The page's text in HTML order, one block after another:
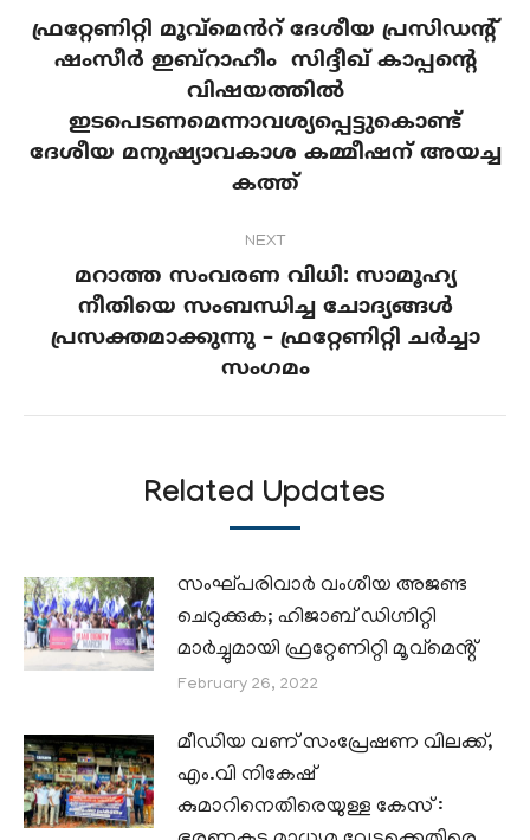
navigation
Previous
post:
ഫ്രറ്റേണിറ്റി മൂവ്മെൻറ് ദേശീയ പ്രസിഡൻ്റ്
ഷംസീർ ഇബ്റാഹീം സിദ്ദീഖ് കാപ്പൻ്റെ
വിഷയത്തിൽ
ഇടപെടണമെന്നാവശ്യപ്പെട്ടുകൊണ്ട്
ദേശീയ മനുഷ്യാവകാശ കമ്മീഷന് അയച്ച
കത്ത്
NEXT
Next
post:
മറാത്ത സംവരണ വിധി: സാമൂഹ്യ
നീതിയെ സംബന്ധിച്ച ചോദ്യങ്ങൾ
പ്രസക്തമാക്കുന്നു – ഫ്രറ്റേണിറ്റി ചർച്ചാ
സംഗമം
Related Updates
സംഘ്പരിവാർ വംശീയ അജണ്ട
ചെറുക്കുക; ഹിജാബ് ഡിഗ്നിറ്റി
മാർച്ചുമായി ഫ്രറ്റേണിറ്റി മൂവ്മെൻ്റ്
February 26, 2022
മീഡിയ വണ് സംപ്രേഷണ വിലക്ക്,
എം.വി നികേഷ്
കുമാറിനെതിരെയുള്ള കേസ് :